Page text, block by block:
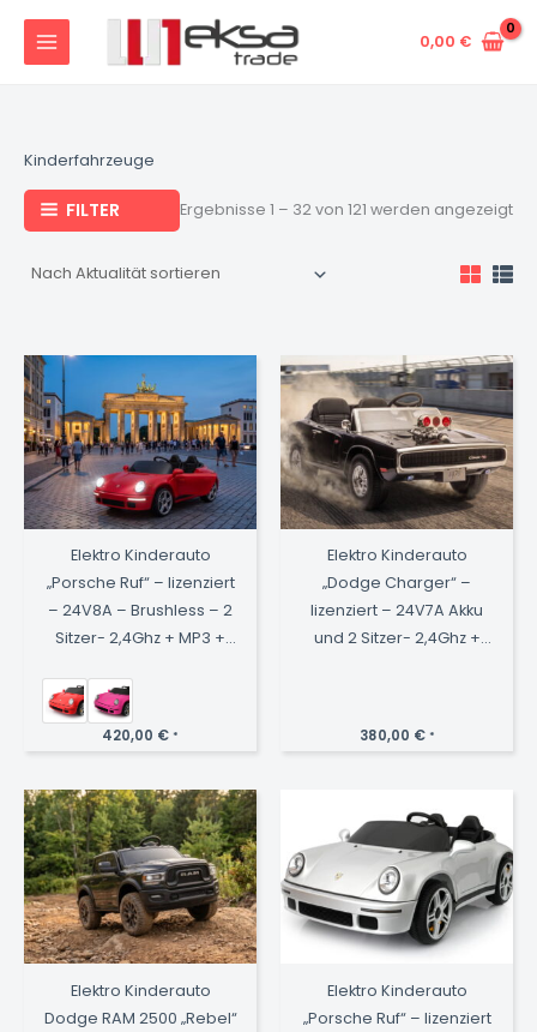
Inhalt
springen
0,00 €
Kinderfahrzeuge
FILTER Ergebnisse 1 – 32 von 121 werden angezeigt
Elektro Kinderauto
„Porsche Ruf“ – lizenziert
– 24V8A – Brushless – 2
Sitzer- 2,4Ghz + MP3 +
420,00 € *
Elektro Kinderauto
„Dodge Charger“ –
lizenziert – 24V7A Akku
und 2 Sitzer- 2,4Ghz +
380,00 € *
Elektro Kinderauto
Dodge RAM 2500 „Rebel“
Elektro Kinderauto
„Porsche Ruf“ – lizenziert